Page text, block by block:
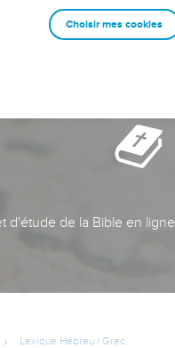
d'étude de la Bible en
Lexique Hébreu / Grec
Choisir mes cookies